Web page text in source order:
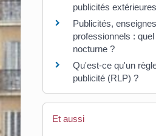
publicités
Publicités,
professionnels :
nocturne ?
Qu'est-ce qu'un
publicité (RLP) ?
Et aussi